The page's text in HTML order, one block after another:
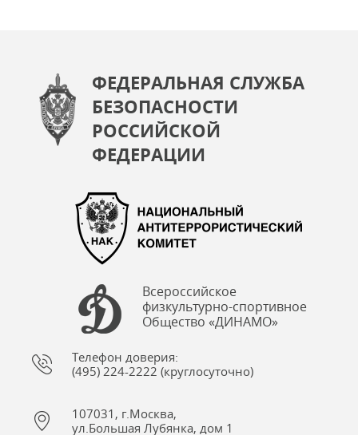
ФЕДЕРАЛЬНАЯ СЛУЖБА
БЕЗОПАСНОСТИ
РОССИЙСКОЙ
ФЕДЕРАЦИИ
Всероссийское
физкультурно-спортивное
Общество «ДИНАМО»
Телефон доверия:
(495) 224-2222 (круглосуточно)
107031, г.Москва,
ул.Большая Лубянка, дом 1